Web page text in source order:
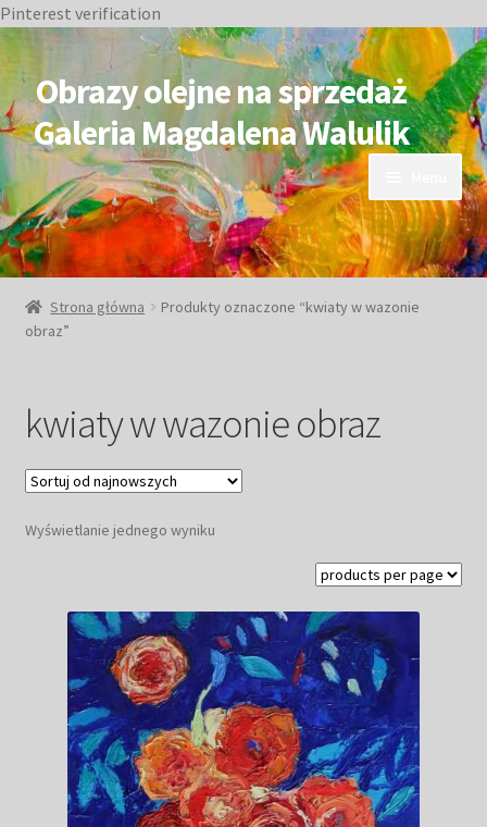
Pinterest verification
do
nawigacji
do
treści
Obrazy olejne na sprzedaż
Galeria Magdalena Walulik
OBRAZY DOSTĘPNE
Obrazy abstrakcyjne
Tarot
Wabi sabi
Aukcja
Strona główna
Produkty oznaczone “kwiaty w wazonie
obraz”
kwiaty w wazonie obraz
Wyświetlanie jednego wyniku